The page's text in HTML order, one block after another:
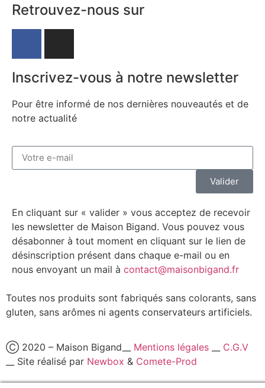
Retrouvez-nous sur
Inscrivez-vous à notre newsletter
Pour être informé de nos dernières nouveautés et de
notre actualité
Valider
En cliquant sur « valider » vous acceptez de recevoir
les newsletter de Maison Bigand. Vous pouvez vous
désabonner à tout moment en cliquant sur le lien de
désinscription présent dans chaque e-mail ou en
nous envoyant un mail à contact@maisonbigand.fr
Toutes nos produits sont fabriqués sans colorants, sans
gluten, sans arômes ni agents conservateurs artificiels.
Ⓒ 2020 – Maison Bigand__ Mentions légales
C.G.V
__ Site réalisé par Newbox & Comete-Prod